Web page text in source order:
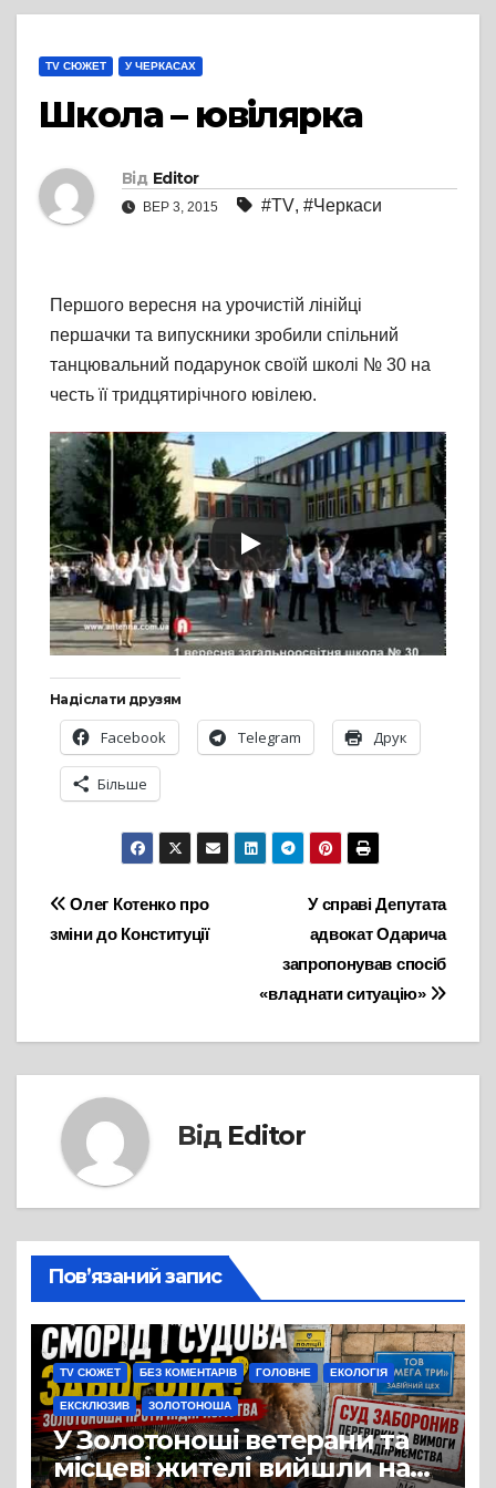
TV СЮЖЕТ У ЧЕРКАСАХ
Школа – ювілярка
Від Editor
ВЕР 3, 2015 #TV, #Черкаси
Першого вересня на урочистій лінійці
першачки та випускники зробили спільний
танцювальний подарунок своїй школі № 30 на
честь її тридцятирічного ювілею.
Надіслати друзям
Facebook Telegram Друк
Більше
Навігація
записів
У справі Депутата
адвокат Одарича
запропонував спосіб
«владнати ситуацію»
Олег Котенко про
зміни до Конституції
Від Editor
Пов’язаний запис
TV СЮЖЕТ БЕЗ КОМЕНТАРІВ ГОЛОВНЕ ЕКОЛОГІЯ
ЕКСКЛЮЗИВ ЗОЛОТОНОША
У Золотоноші ветерани та
місцеві жителі вийшли на